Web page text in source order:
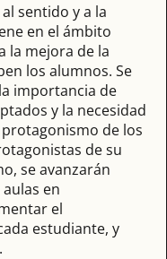
sentido y a la
en el ámbito
la mejora de la
los alumnos. Se
importancia de
y la necesidad
de los
de su
se avanzarán
en
el
estudiante, y